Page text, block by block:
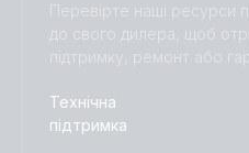
Перевірте наші ресурси
до свого дилера, щоб
підтримку, ремонт або
Технічна
підтримка